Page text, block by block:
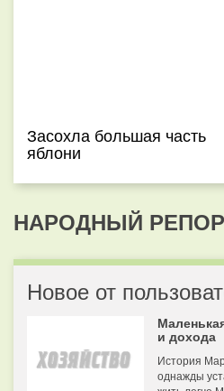
Засохла большая часть
яблони
НАРОДНЫЙ
Новое от
и дохода
История
однажды